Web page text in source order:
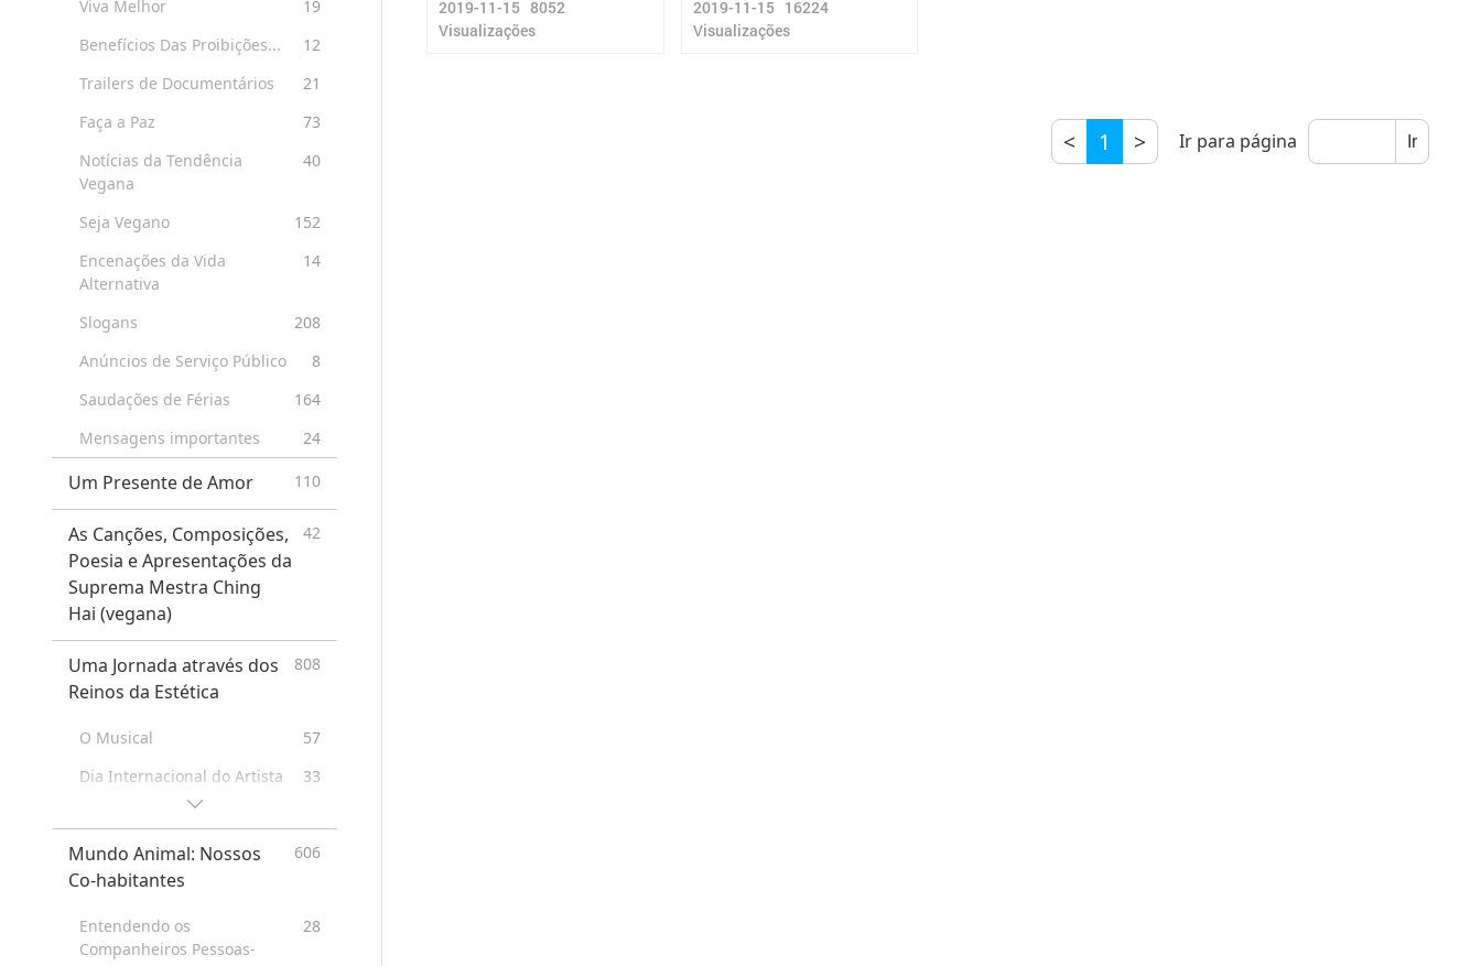
Viva Melhor
19
Benefícios Das Proibições...
12
Trailers de Documentários
21
Faça a Paz
73
Notícias da Tendência
Vegana
40
Seja Vegano
152
Encenações da Vida
Alternativa
14
Slogans
208
Anúncios de Serviço Público
8
Saudações de Férias
164
Mensagens importantes
24
Um Presente de Amor 110
As Canções, Composições,
Poesia e Apresentações da
Suprema Mestra Ching
Hai (vegana)
42
Uma Jornada através dos
Reinos da Estética
808
O Musical
57
Dia Internacional do Artista
33
Um Encontro Especial com a
(vegana) e Artistas Queridos
Férias
Drama
Mundo Animal: Nossos
Co-habitantes
606
Entendendo os
Companheiros Pessoas-
28
2019-11-15 8052
Visualizações
2019-11-15 16224
Visualizações
< 1 > Ir para página Ir